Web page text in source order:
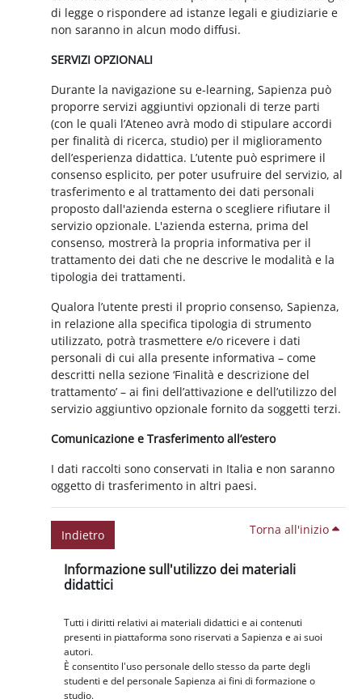
di legge o rispondere ad istanze legali e giudiziarie e
non saranno in alcun modo diffusi.
SERVIZI OPZIONALI
Durante la navigazione su e-learning, Sapienza può
proporre servizi aggiuntivi opzionali di terze parti
(con le quali l’Ateneo avrà modo di stipulare accordi
per finalità di ricerca, studio) per il miglioramento
dell’esperienza didattica. L’utente può esprimere il
consenso esplicito, per poter usufruire del servizio, al
trasferimento e al trattamento dei dati personali
proposto dall'azienda esterna o scegliere rifiutare il
servizio opzionale. L'azienda esterna, prima del
consenso, mostrerà la propria informativa per il
trattamento dei dati che ne descrive le modalità e la
tipologia dei trattamenti.
Qualora l’utente presti il proprio consenso, Sapienza,
in relazione alla specifica tipologia di strumento
utilizzato, potrà trasmettere e/o ricevere i dati
personali di cui alla presente informativa – come
descritti nella sezione ‘Finalità e descrizione del
trattamento’ – ai fini dell’attivazione e dell’utilizzo del
servizio aggiuntivo opzionale fornito da soggetti terzi.
Comunicazione e Trasferimento all’estero
I dati raccolti sono conservati in Italia e non saranno
oggetto di trasferimento in altri paesi.
Indietro Torna all'inizio
Blocchi
Informazione sull'utilizzo dei materiali
didattici
Tutti i diritti relativi ai materiali didattici e ai contenuti
presenti in piattaforma sono riservati a Sapienza e ai suoi
autori.
È consentito l'uso personale dello stesso da parte degli
studenti e del personale Sapienza ai fini di formazione o
studio.